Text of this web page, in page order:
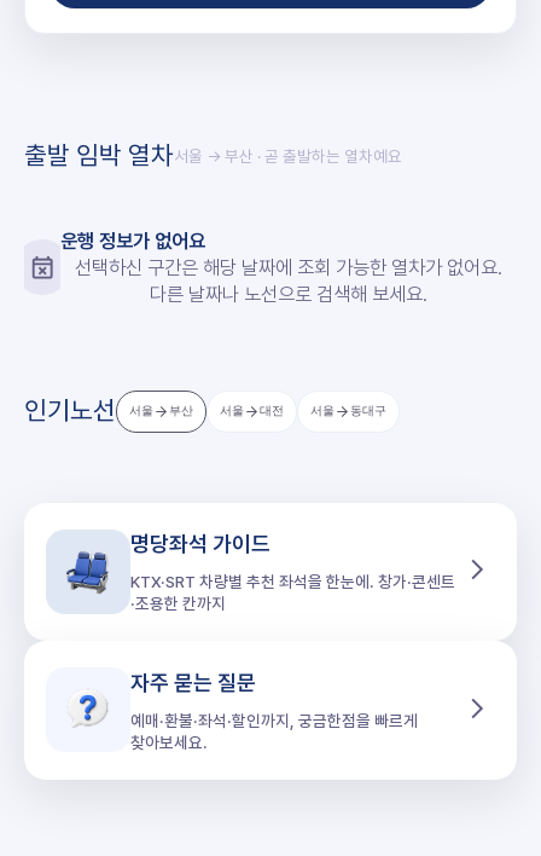
출발 임박 열차서울 → 부산 · 곧 출발하는 열차예요
운행 정보가 없어요
선택하신 구간은 해당 날짜에 조회 가능한 열차가 없어요.
다른 날짜나 노선으로 검색해 보세요.
인기노선 서울 부산 서울 대전 서울 동대구
명당좌석 가이드
KTX·SRT 차량별 추천 좌석을 한눈에. 창가·콘센트
·조용한 칸까지
자주 묻는 질문
예매·환불·좌석·할인까지, 궁금한점을 빠르게
찾아보세요.